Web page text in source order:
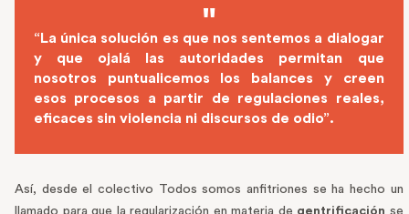
“La única solución es que nos sentemos a dialogar
y que ojalá las autoridades permitan que
nosotros puntualicemos los balances y creen
esos procesos a partir de regulaciones reales,
eficaces sin violencia ni discursos de odio”.
Así, desde el colectivo Todos somos anfitriones se ha hecho un
llamado para que la regularización en materia de gentrificación se